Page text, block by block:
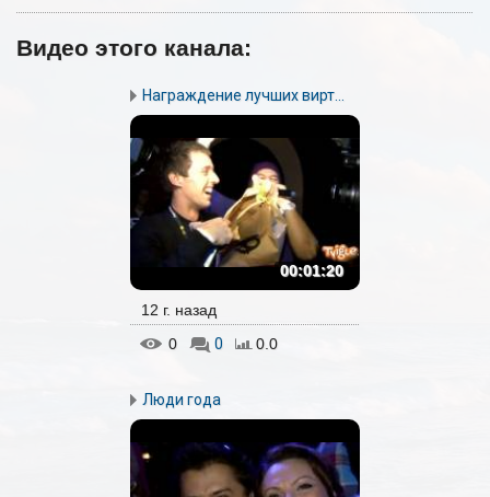
Видео этого канала:
Награждение лучших вирт...
00:01:20
12 г. назад
0
0 0.0
Люди года